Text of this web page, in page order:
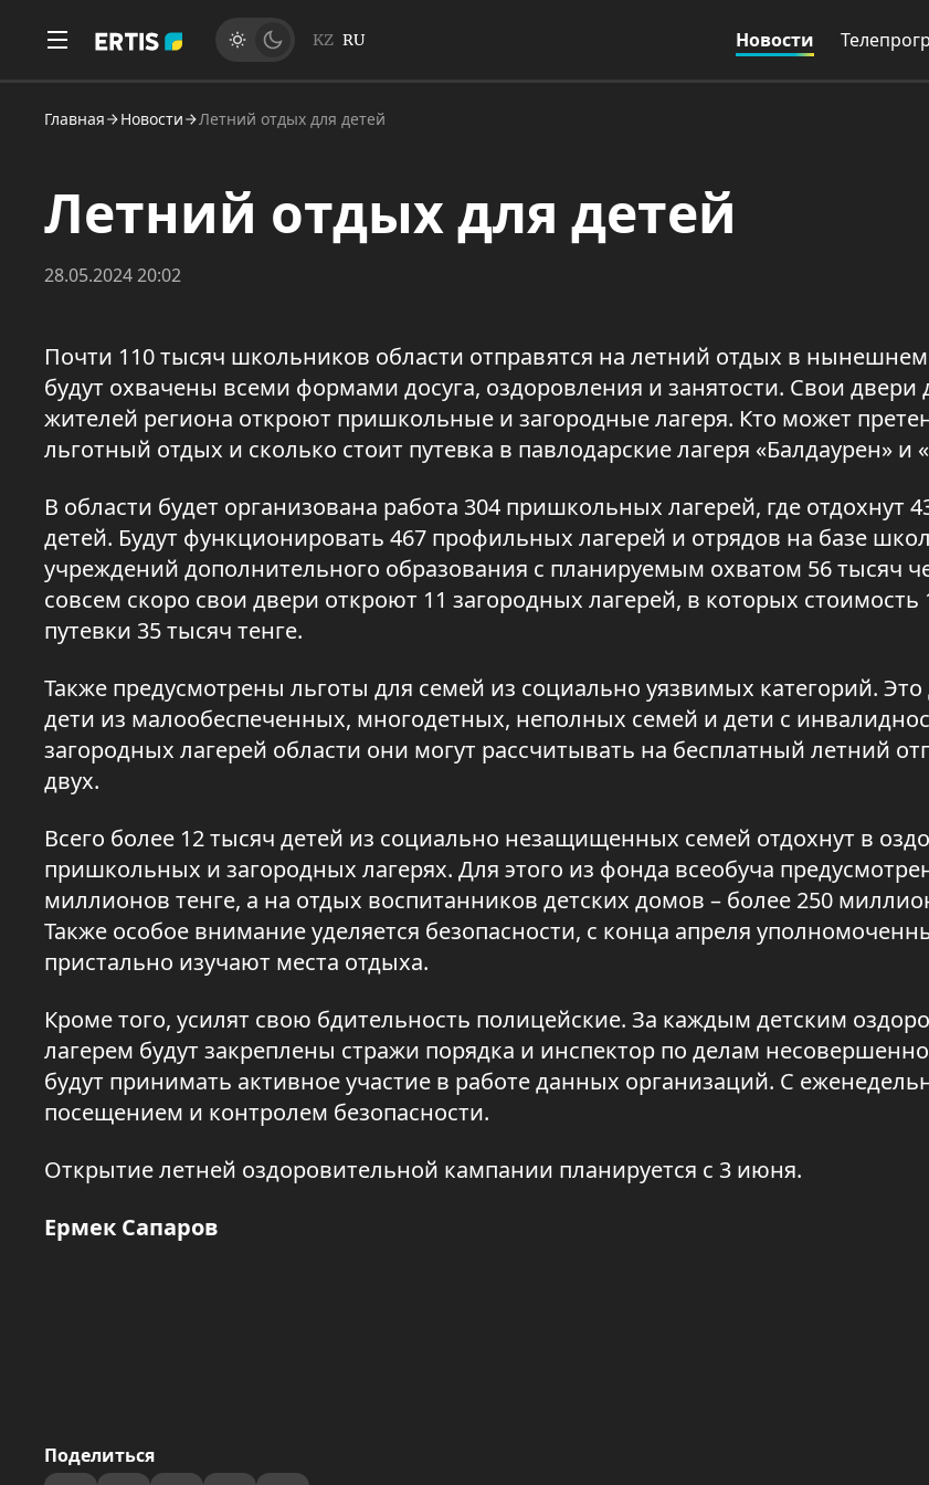
KZ RU Новости
Главная Новости Летний отдых для детей
Летний отдых для детей
28.05.2024 20:02
Почти 110 тысяч школьников области отправятся на летний отдых в нынешнем
будут охвачены всеми формами досуга, оздоровления и занятости. Свои
жителей региона откроют пришкольные и загородные лагеря. Кто может
льготный отдых и сколько стоит путевка в павлодарские лагеря «Балдаурен» и
В области будет организована работа 304 пришкольных лагерей, где отдохнут
детей. Будут функционировать 467 профильных лагерей и отрядов на базе
учреждений дополнительного образования с планируемым охватом 56 тысяч
совсем скоро свои двери откроют 11 загородных лагерей, в которых стоимость
путевки 35 тысяч тенге.
Также предусмотрены льготы для семей из социально уязвимых категорий.
дети из малообеспеченных, многодетных, неполных семей и дети с
загородных лагерей области они могут рассчитывать на бесплатный летний
двух.
Всего более 12 тысяч детей из социально незащищенных семей отдохнут в
пришкольных и загородных лагерях. Для этого из фонда всеобуча
миллионов тенге, а на отдых воспитанников детских домов – более 250
Также особое внимание уделяется безопасности, с конца апреля
пристально изучают места отдыха.
Кроме того, усилят свою бдительность полицейские. За каждым детским
лагерем будут закреплены стражи порядка и инспектор по делам
будут принимать активное участие в работе данных организаций. С
посещением и контролем безопасности.
Открытие летней оздоровительной кампании планируется с 3 июня.
Ермек Сапаров
Поделиться